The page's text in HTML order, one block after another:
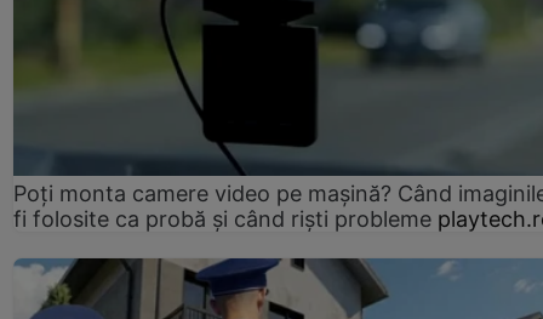
Poți monta camere video pe mașină? Când
fi folosite ca probă și când riști probleme